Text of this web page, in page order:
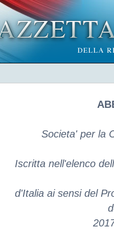
Societa' per la
Iscritta nell'elenco
d'Italia ai sensi del